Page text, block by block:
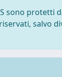
sono protetti
salvo